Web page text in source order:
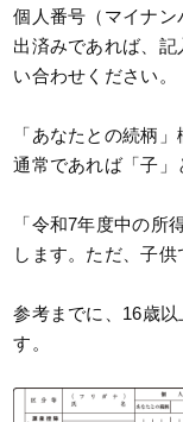
個人番号（マイナ
出済みであれば、
い合わせください。
「あなたとの続柄
通常であれば「子」
「令和7年度中の所
します。ただ、子供
参考までに、16歳
す。